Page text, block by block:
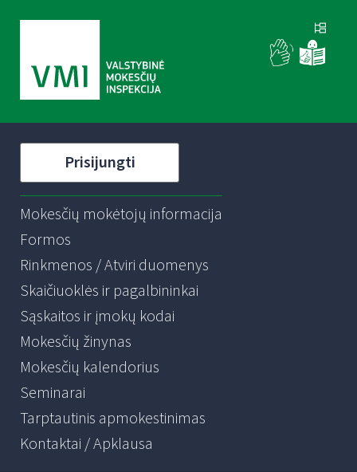
Prisijungti
Mokesčių mokėtojų informacija
Formos
Rinkmenos / Atviri duomenys
Skaičiuoklės ir pagalbininkai
Sąskaitos ir įmokų kodai
Mokesčių žinynas
Mokesčių kalendorius
Seminarai
Tarptautinis apmokestinimas
Kontaktai / Apklausa